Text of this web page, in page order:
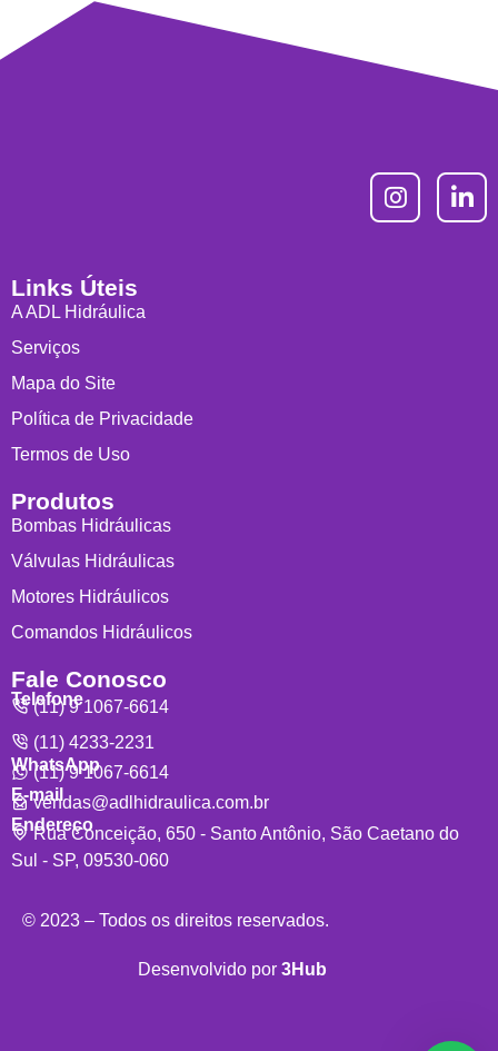
Links Úteis
A ADL Hidráulica
Serviços
Mapa do Site
Política de Privacidade
Termos de Uso
Produtos
Bombas Hidráulicas
Válvulas Hidráulicas
Motores Hidráulicos
Comandos Hidráulicos
Fale Conosco
Telefone
(11) 9 1067-6614
(11) 4233-2231
WhatsApp
(11) 9 1067-6614
E-mail
vendas@adlhidraulica.com.br
Endereço
Rua Conceição, 650 - Santo Antônio, São Caetano do
Sul - SP, 09530-060
© 2023 – Todos os direitos reservados.
Desenvolvido por 3Hub